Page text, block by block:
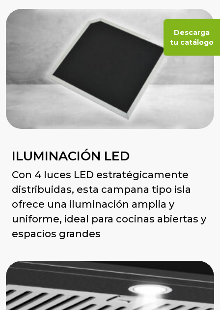
Descarga
tu catálogo
ILUMINACIÓN LED
Con 4 luces LED estratégicamente
distribuidas, esta campana tipo isla
ofrece una iluminación amplia y
uniforme, ideal para cocinas abiertas y
espacios grandes